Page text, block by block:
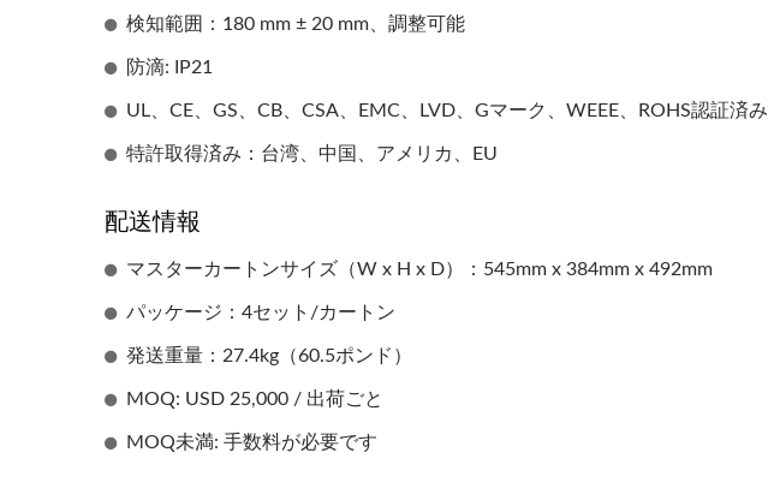
検知範囲：180 mm ± 20 mm、調整可能
防滴: IP21
UL、CE、GS、CB、CSA、EMC、LVD、Gマーク、WEEE、ROHS認証済み
特許取得済み：台湾、中国、アメリカ、EU
配送情報
マスターカートンサイズ（W x H x D）：545mm x 384mm x 492mm
パッケージ：4セット/カートン
発送重量：27.4kg（60.5ポンド）
MOQ: USD 25,000 / 出荷ごと
MOQ未満: 手数料が必要です